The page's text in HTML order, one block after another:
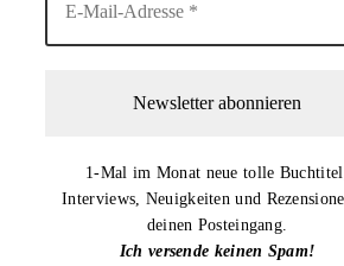
1-Mal im Monat neue tolle Buchtitel,
Interviews, Neuigkeiten und
deinen Posteingang.
Ich versende keinen Spam!